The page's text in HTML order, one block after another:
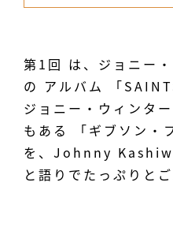
第1回 は、ジョニー
の アルバム 「
ジョニー・ウィンタ
もある 「ギブソン・
を、Johnny
と語りでたっぷりとご